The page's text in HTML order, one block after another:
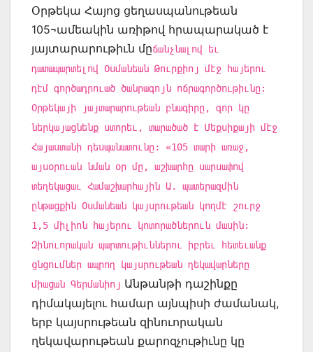
Օրթեկա Հայոց ցեղասպանութեան
105¬ամեակին առիթով հրապարակած է
յայտարարութիւն մըճանչնալով եւ
դատապարտելով Օսմանեան Թուրքիոյ մէջ հայերու
դէմ գործադրուած ծանրագոյն ոճրագործութիւնը:
Օրթեկայի յայտարարութեան բնագիրը, զոր կը
ներկայացնենք ստորեւ, տարածած է Մեքսիքայի մէջ
Հայաստանի դեսպանատունը: «105 տարի առաջ,
այսօրուան նման օր մը, աշխարհը սարսափով
տեղեկացաւ Համաշխարհային Ա. պատերազմին
ընթացքին Օսմանեան կայսրութեան կողմէ շուրջ
1,5 միլիոն հայերու կոտորածներուն մասին:
Զինուորական պարտութիւններու իբրեւ հետեւանք
ցնցումներ ապրող կայսրութեան ղեկավարները
միացան Գերմանիոյ Անթանթի դաշինքը
դիմակայելու համար այնպիսի ժամանակ,
երբ կայսրութեան զինուորական
ղեկավարութեան քարոզչութիւնը կը